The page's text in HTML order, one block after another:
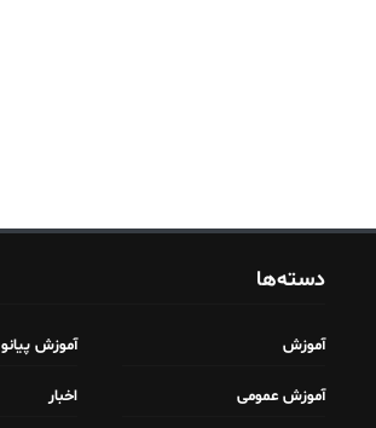
دسته‌ها
آموزش آموزش پیانو
آموزش عمومی اخبار